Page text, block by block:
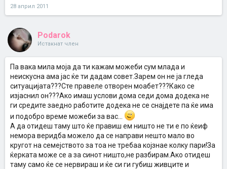
Помош ?!
28 април 2011
Podarok
Истакнат член
Па вака мила моја да ти кажам можеби сум млада и
неискусна ама јас ќе ти дадам совет.Зарем он не ја гледа
ситуацијата???Сте правеле отворен моабет???Како се
изјаснил он???Ако имаш услови дома седи дома додека не
ги средите заедно работите додека не се снајдете па ќе има
и подобро време можеби за вас...
А да отидеш таму што ќе правиш ем ништо не ти е по ќеиф
немора веридба можело да се направи нешто мало во
кругот на семејството за тоа не требаа којзнае колку пари!За
ќерката може се а за синот ништо,не разбирам.Ако отидеш
таму само ќе се нервираш и ќе си ги губиш живците и